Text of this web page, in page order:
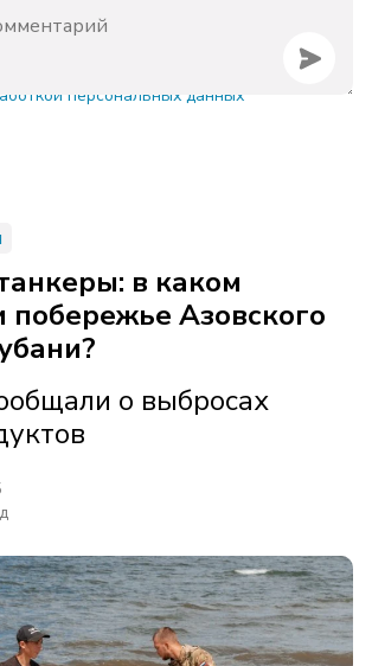
персональных данных
в каком
побережье Азовского
о выбросах